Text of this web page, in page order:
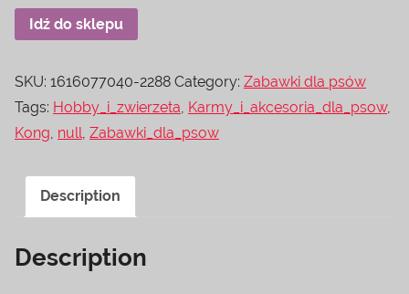
Idź do sklepu
SKU: 1616077040-2288 Category: Zabawki dla psów
Tags: Hobby_i_zwierzeta, Karmy_i_akcesoria_dla_psow,
Kong, null, Zabawki_dla_psow
Description
Description